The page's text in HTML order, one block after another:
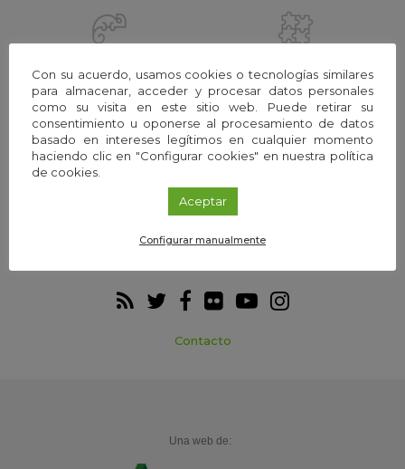
Webs temáticas Exploria Ciencia
Contacto
Una web de:
Con su acuerdo, usamos cookies o tecnologías similares
para almacenar, acceder y procesar datos personales
como su visita en este sitio web. Puede retirar su
consentimiento u oponerse al procesamiento de datos
basado en intereses legítimos en cualquier momento
haciendo clic en "Configurar cookies" en nuestra política
de cookies.
Aceptar
Configurar manualmente